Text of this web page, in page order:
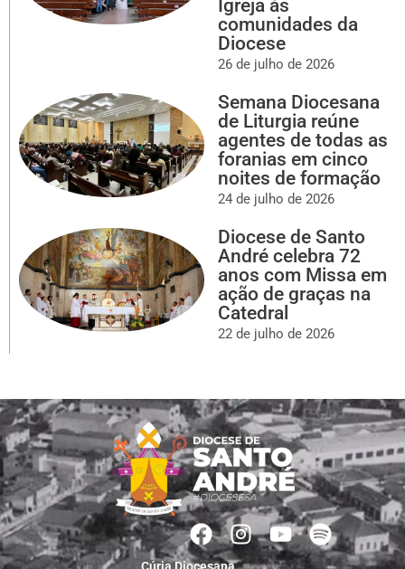
Igreja às
comunidades da
Diocese
26 de julho de 2026
Semana Diocesana
de Liturgia reúne
agentes de todas as
foranias em cinco
noites de formação
24 de julho de 2026
Diocese de Santo
André celebra 72
anos com Missa em
ação de graças na
Catedral
22 de julho de 2026